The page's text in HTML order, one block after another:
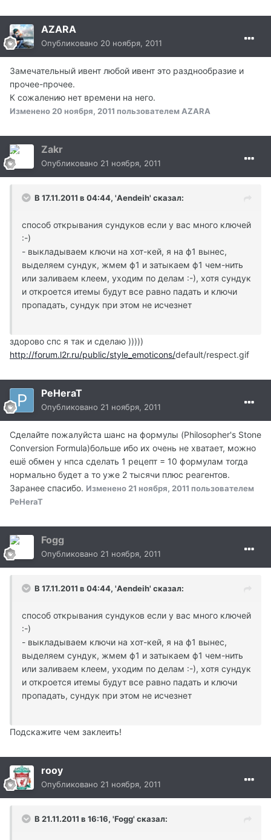
AZARA
Опубликовано 20 ноября, 2011
Замечательный ивент любой ивент это разднообразие и
прочее-прочее.
К сожалению нет времени на него.
Изменено 20 ноября, 2011 пользователем AZARA
Zakr
Опубликовано 21 ноября, 2011
В 17.11.2011 в 04:44, 'Aendeih' сказал:
способ открывания сундуков если у вас много ключей
:-)
- выкладываем ключи на хот-кей, я на ф1 вынес,
выделяем сундук, жмем ф1 и затыкаем ф1 чем-нить
или заливаем клеем, уходим по делам :-), хотя сундук
и откроется итемы будут все равно падать и ключи
пропадать, сундук при этом не исчезнет
здорово спс я так и сделаю )))))
http://forum.l2r.ru/public/style_emoticons/default/respect.gif
PeHeraT
Опубликовано 21 ноября, 2011
Сделайте пожалуйста шанс на формулы (Philosopher's Stone
Conversion Formula)больше ибо их очень не хватает, можно
ешё обмен у нпса сделать 1 рецепт = 10 формулам тогда
нормально будет а то уже 2 тысячи плюс реагентов.
Заранее спасибо. Изменено 21 ноября, 2011 пользователем
PeHeraT
Fogg
Опубликовано 21 ноября, 2011
В 17.11.2011 в 04:44, 'Aendeih' сказал:
способ открывания сундуков если у вас много ключей
:-)
- выкладываем ключи на хот-кей, я на ф1 вынес,
выделяем сундук, жмем ф1 и затыкаем ф1 чем-нить
или заливаем клеем, уходим по делам :-), хотя сундук
и откроется итемы будут все равно падать и ключи
пропадать, сундук при этом не исчезнет
Подскажите чем заклеить!
rooy
Опубликовано 21 ноября, 2011
В 21.11.2011 в 16:16, 'Fogg' сказал: